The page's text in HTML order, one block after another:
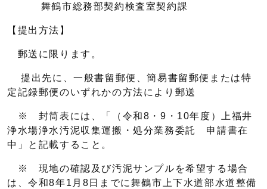
舞鶴市総務部契約検査室契約課
【提出方法】
郵送に限ります。
提出先に、一般書留郵便、簡易書留郵便または特
定記録郵便のいずれかの方法により郵送
※ 封筒表には、「（令和8・9・10年度）上福井
浄水場浄水汚泥収集運搬・処分業務委託 申請書在
中」と記載すること。
※ 現地の確認及び汚泥サンプルを希望する場合
は、令和8年1月8日までに舞鶴市上下水道部水道整備